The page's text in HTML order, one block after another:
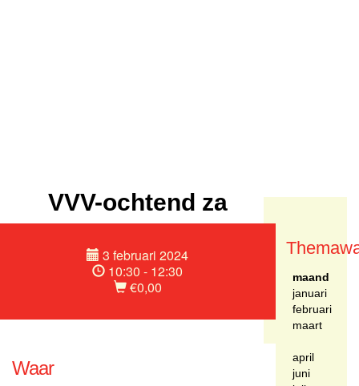
VVV-ochtend za
3 februari 2024
10:30 - 12:30
€0,00
Waar
maand
januari
februari
maart
april
juni